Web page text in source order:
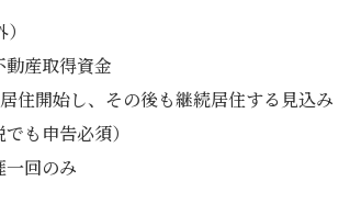
動産取得資金
住開始し、その後も継続居住する見込み
も申告必須）
一回のみ